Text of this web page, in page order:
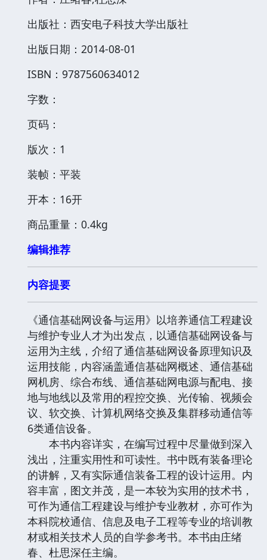
出版社：西安电子科技大学出版社
出版日期：2014-08-01
ISBN：9787560634012
字数：
页码：
版次：1
装帧：平装
开本：16开
商品重量：0.4kg
编辑推荐
内容提要
《通信基础网设备与运用》以培养通信工程建设
与维护专业人才为出发点，以通信基础网设备与
运用为主线，介绍了通信基础网设备原理知识及
运用技能，内容涵盖通信基础网概述、通信基础
网机房、综合布线、通信基础网电源与配电、接
地与地线以及常用的程控交换、光传输、视频会
议、软交换、计算机网络交换及集群移动通信等
6类通信设备。
本书内容详实，在编写过程中尽量做到深入
浅出，注重实用性和可读性。书中既有装备理论
的讲解，又有实际通信装备工程的设计运用。内
容丰富，图文并茂，是一本较为实用的技术书，
可作为通信工程建设与维护专业教材，亦可作为
本科院校通信、信息及电子工程等专业的培训教
材或相关技术人员的自学参考书。本书由庄绪
春、杜思深任主编。